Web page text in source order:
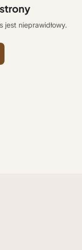
jest nieprawidłowy.